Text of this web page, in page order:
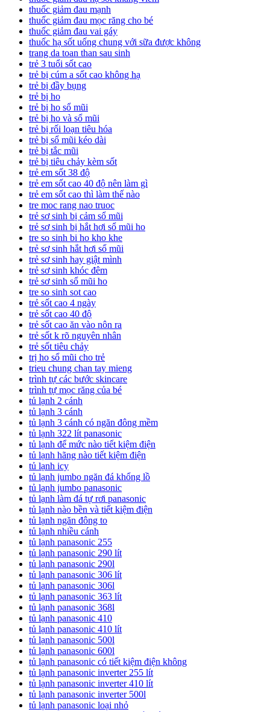
thuốc giảm đau mạnh
thuốc giảm đau mọc răng cho bé
thuốc giảm đau vai gáy
thuốc hạ sốt uống chung với sữa được không
trang da toan than sau sinh
trẻ 3 tuổi sốt cao
trẻ bị cúm a sốt cao không hạ
trẻ bị đầy bụng
trẻ bị ho
trẻ bị ho sổ mũi
trẻ bị ho và sổ mũi
trẻ bị rối loạn tiêu hóa
trẻ bị sổ mũi kéo dài
trẻ bị tắc mũi
trẻ bị tiêu chảy kèm sốt
trẻ em sốt 38 độ
trẻ em sốt cao 40 độ nên làm gì
trẻ em sốt cao thì làm thế nào
tre moc rang nao truoc
trẻ sơ sinh bị cảm sổ mũi
trẻ sơ sinh bị hắt hơi sổ mũi ho
tre so sinh bi ho kho khe
trẻ sơ sinh hắt hơi sổ mũi
trẻ sơ sinh hay giật mình
trẻ sơ sinh khóc đêm
trẻ sơ sinh sổ mũi ho
tre so sinh sot cao
trẻ sốt cao 4 ngày
trẻ sốt cao 40 độ
trẻ sốt cao ăn vào nôn ra
trẻ sốt k rõ nguyên nhân
trẻ sốt tiêu chảy
trị ho sổ mũi cho trẻ
trieu chung chan tay mieng
trình tự các bước skincare
trình tự mọc răng của bé
tủ lạnh 2 cánh
tủ lạnh 3 cánh
tủ lạnh 3 cánh có ngăn đông mềm
tủ lạnh 322 lít panasonic
tủ lạnh để mức nào tiết kiệm điện
tủ lạnh hãng nào tiết kiệm điện
tủ lạnh icy
tủ lạnh jumbo ngăn đá khổng lồ
tủ lạnh jumbo panasonic
tủ lạnh làm đá tự rơi panasonic
tủ lạnh nào bền và tiết kiệm điện
tủ lạnh ngăn đông to
tủ lạnh nhiều cánh
tủ lạnh panasonic 255
tủ lạnh panasonic 290 lít
tủ lạnh panasonic 290l
tủ lạnh panasonic 306 lít
tủ lạnh panasonic 306l
tủ lạnh panasonic 363 lít
tủ lạnh panasonic 368l
tủ lạnh panasonic 410
tủ lạnh panasonic 410 lít
tủ lạnh panasonic 500l
tủ lạnh panasonic 600l
tủ lạnh panasonic có tiết kiệm điện không
tủ lạnh panasonic inverter 255 lít
tủ lạnh panasonic inverter 410 lít
tủ lạnh panasonic inverter 500l
tủ lạnh panasonic loại nhỏ